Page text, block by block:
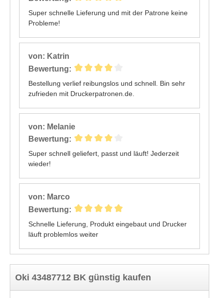
Super schnelle Lieferung und mit der Patrone keine
Probleme!
von: Katrin
Bewertung:
Bestellung verlief reibungslos und schnell. Bin sehr
zufrieden mit Druckerpatronen.de.
von: Melanie
Bewertung:
Super schnell geliefert, passt und läuft! Jederzeit
wieder!
von: Marco
Bewertung:
Schnelle Lieferung, Produkt eingebaut und Drucker
läuft problemlos weiter
Oki 43487712 BK günstig kaufen